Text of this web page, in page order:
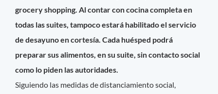
grocery shopping. Al contar con cocina completa en
todas las suites, tampoco estará habilitado el servicio
de desayuno en cortesía. Cada huésped podrá
preparar sus alimentos, en su suite, sin contacto social
como lo piden las autoridades.
Siguiendo las medidas de distanciamiento social,